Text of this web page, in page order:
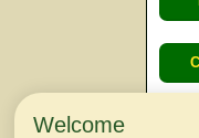
Welcome